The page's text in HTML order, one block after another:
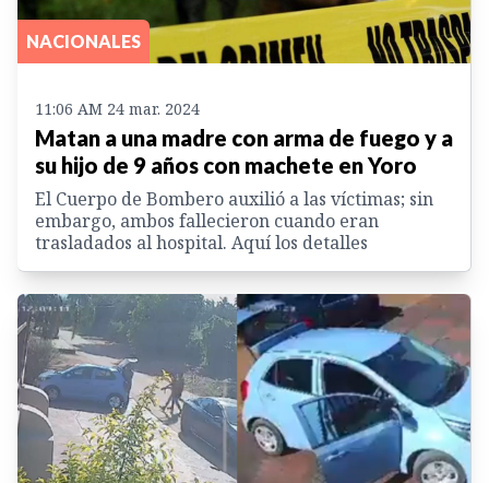
NACIONALES
11:06 AM 24 mar. 2024
Matan a una madre con arma de fuego y a
su hijo de 9 años con machete en Yoro
El Cuerpo de Bombero auxilió a las víctimas; sin
embargo, ambos fallecieron cuando eran
trasladados al hospital. Aquí los detalles